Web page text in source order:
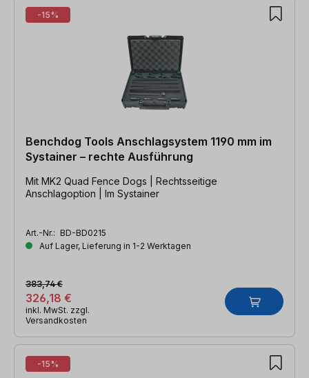
-15%
Benchdog Tools Anschlagsystem 1190 mm im
Systainer – rechte Ausführung
Mit MK2 Quad Fence Dogs | Rechtsseitige
Anschlagoption | Im Systainer
Art.-Nr.: BD-BD0215
Auf Lager, Lieferung in 1-2 Werktagen
326,18 €
383,74 €
inkl. MwSt. zzgl.
Versandkosten
-15%